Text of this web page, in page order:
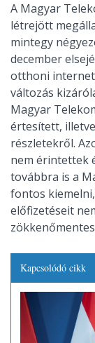
A Magyar
létrejött
mintegy
december
otthoni
változás
Magyar
értesített, illetve
részletekről.
nem érintettek
továbbra is a
fontos
előfizetéseit
Kapcsolódó cikk